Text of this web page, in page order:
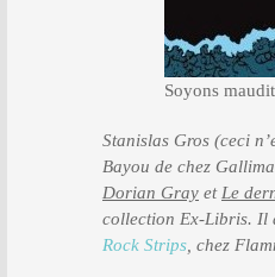
Soyons
Stanislas Gros (ceci
Bayou de chez
Dorian Gray et Le
collection Ex-Libris. Il
Rock Strips , chez